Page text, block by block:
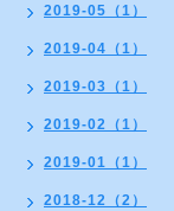
2019-05（1）
2019-04（1）
2019-03（1）
2019-02（1）
2019-01（1）
2018-12（2）